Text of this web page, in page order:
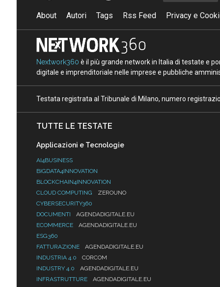
About Autori Tags Rss Feed Privacy e
Nextwork360 è il più grande network in Italia di testate e
digitale e imprenditoriale nelle imprese e pubbliche
Testata registrata al Tribunale di Milano, numero
TUTTE LE TESTATE
Applicazioni e Tecnologie
AI4BUSINESS
BIGDATA4INNOVATION
BLOCKCHAIN4INNOVATION
CLOUD COMPUTING
ZEROUNO
CYBERSECURITY360
DOCUMENTI
AGENDADIGITALE.EU
ECOMMERCE
AGENDADIGITALE.EU
ESG360
FATTURAZIONE
AGENDADIGITALE.EU
INDUSTRIA 4.0
CORCOM
INDUSTRY 4.0
AGENDADIGITALE.EU
INFRASTRUTTURE
AGENDADIGITALE.EU